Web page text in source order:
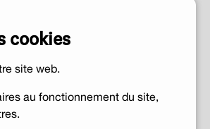
cookies
site web.
au fonctionnement du site,